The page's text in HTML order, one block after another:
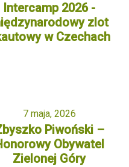
Intercamp 2026 -
zlot
w Czechach
7 maja, 2026
Piwoński –
Obywatel
Zielonej Góry